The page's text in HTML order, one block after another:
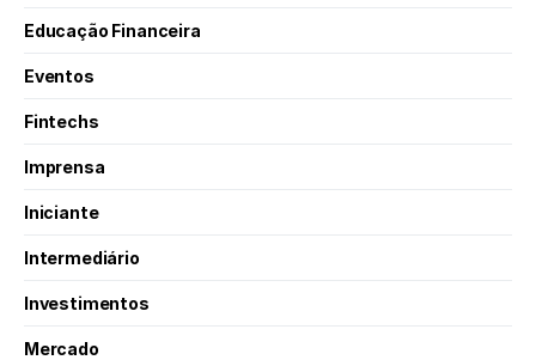
Educação Financeira
Eventos
Fintechs
Imprensa
Iniciante
Intermediário
Investimentos
Mercado